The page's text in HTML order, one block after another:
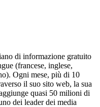
di informazione gratuito
(francese, inglese,
Ogni mese, più di 10
il suo sito web, la sua
quasi 50 milioni di
dei leader dei media